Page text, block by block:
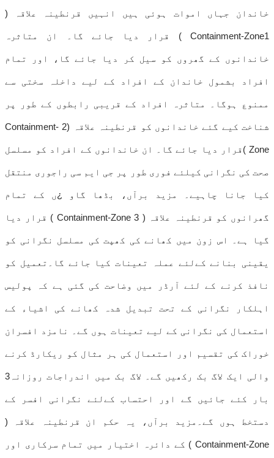
خاندان جہاں اموات ہوئی ہیں انہیں قرنطینہ علاقہ (
Containment-Zone1 ) قرار دیا جائے گا۔ ان متاثرہ
خاندانوں کے گھروں کو سیل کر دیا جائے گا، اور تمام
افراد بشمول خاندان کے افراد کے لیے داخلہ سختی سے
ممنوع ہوگا۔ متاثرہ افراد کے قریبی رابطوں کے طور پر
شناخت کیے گئے خاندانوں کو قرنطینہ علاقہ (2 Containment-
Zone )قرار دیا جائے گا۔ ان خاندانوں کے افراد کو مسلسل
صحت کی نگرانی کیلئے فوری طور پر جی ایم سی راجوری منتقل
کیا جانا چاہیے۔ مزید برآں، بڈھا گاو ¿ں کے تمام
گھرانوں کو قرنطینہ علاقہ ( 3 Containment-Zone ) قرار دیا
گیا ہے۔ اس زون میں کھانے کی کھپت کی مسلسل نگرانی کو
یقینی بنانے کےلئے عملہ تعینات کیا جائے گا۔تعمیل کو
نافذ کرنے کے لئے آرڈر میں وضاحت کی گئی ہے کہ پولیس
اہلکار نگرانی کے تحت تبدیل شدہ کھانے کی اشیاء کے
استعمال کی نگرانی کے لیے تعینات ہوں گے۔ نامزد افسران
خوراک کی تقسیم اور استعمال کی ہر مثال کو ریکارڈ کرنے
والی ایک لاگ بک رکھیں گے۔ لاگ بک میں اندراجات روزانہ3
بار کئے جائیں گے اور احتساب کےلئے نگرانی افسر کے
دستخط ہوں گے۔مزید برآں، یہ حکم ان قرنطینہ علاقہ (
Containment-Zone ) کے دائرہ اختیار میں تمام سرکاری اور